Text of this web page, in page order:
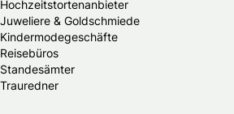
Hochzeitstortenanbieter
Juweliere & Goldschmiede
Kindermodegeschäfte
Reisebüros
Standesämter
Trauredner